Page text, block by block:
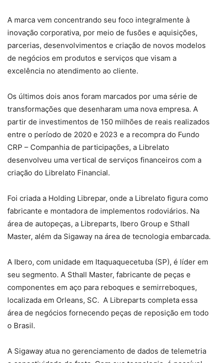
A marca vem concentrando seu foco integralmente à
inovação corporativa, por meio de fusões e aquisições,
parcerias, desenvolvimentos e criação de novos modelos
de negócios em produtos e serviços que visam a
excelência no atendimento ao cliente.
Os últimos dois anos foram marcados por uma série de
transformações que desenharam uma nova empresa. A
partir de investimentos de 150 milhões de reais realizados
entre o período de 2020 e 2023 e a recompra do Fundo
CRP – Companhia de participações, a Librelato
desenvolveu uma vertical de serviços financeiros com a
criação do Librelato Financial.
Foi criada a Holding Librepar, onde a Librelato figura como
fabricante e montadora de implementos rodoviários. Na
área de autopeças, a Libreparts, Ibero Group e Sthall
Master, além da Sigaway na área de tecnologia embarcada.
A Ibero, com unidade em Itaquaquecetuba (SP), é líder em
seu segmento. A Sthall Master, fabricante de peças e
componentes em aço para reboques e semirreboques,
localizada em Orleans, SC. A Libreparts completa essa
área de negócios fornecendo peças de reposição em todo
o Brasil.
A Sigaway atua no gerenciamento de dados de telemetria